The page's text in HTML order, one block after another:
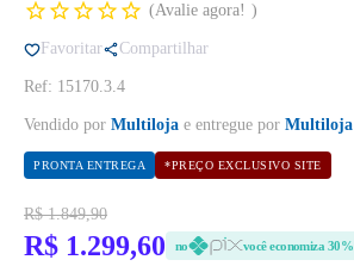
Avalie agora!
Favoritar Compartilhar
Ref: 15170.3.4
Vendido por Multiloja e entregue por Multiloja
PRONTA ENTREGA *PREÇO EXCLUSIVO SITE
R$ 1.849,90
R$ 1.299,60 no você economiza 30%